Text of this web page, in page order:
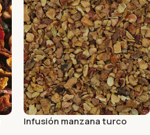
Infusión manzana turco